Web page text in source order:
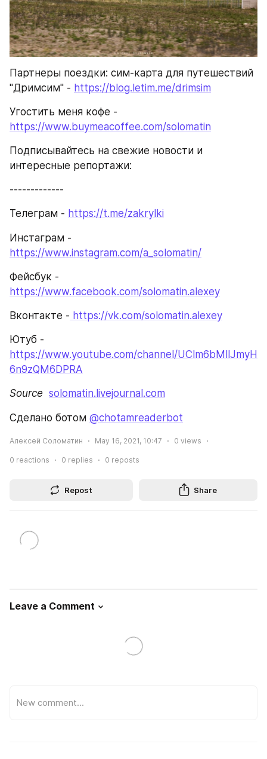
Партнеры поездки: сим-карта для путешествий
"Дримсим" - https://blog.letim.me/drimsim
https://www.buymeacoffee.com/solomatin
Подписывайтесь на свежие новости и
интересные репортажи:
-------------
Телеграм - https://t.me/zakrylki
https://www.instagram.com/a_solomatin/
https://www.facebook.com/solomatin.alexey
Вконтакте - https://vk.com/solomatin.alexey
https://www.youtube.com/channel/UClm6bMllJmyH
6n9zQM6DPRA
Source solomatin.livejournal.com
Сделано ботом @chotamreaderbot
Алексей Соломатин May 16, 2021, 10:47 0 views
0 reactions 0 replies 0 reposts
Repost Share
Leave a Comment